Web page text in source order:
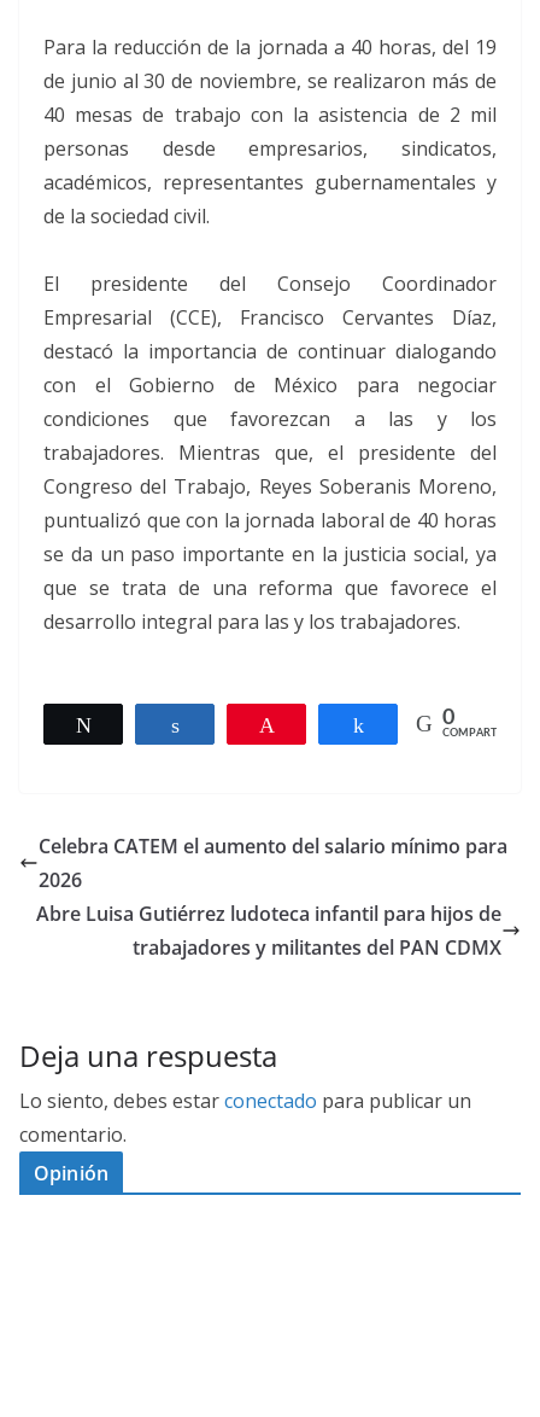
Para la reducción de la jornada a 40 horas, del 19
de junio al 30 de noviembre, se realizaron más de
40 mesas de trabajo con la asistencia de 2 mil
personas desde empresarios, sindicatos,
académicos, representantes gubernamentales y
de la sociedad civil.
El presidente del Consejo Coordinador
Empresarial (CCE), Francisco Cervantes Díaz,
destacó la importancia de continuar dialogando
con el Gobierno de México para negociar
condiciones que favorezcan a las y los
trabajadores. Mientras que, el presidente del
Congreso del Trabajo, Reyes Soberanis Moreno,
puntualizó que con la jornada laboral de 40 horas
se da un paso importante en la justicia social, ya
que se trata de una reforma que favorece el
desarrollo integral para las y los trabajadores.
Compartir Compartir
0
COMPARTIR
Celebra CATEM el aumento del salario mínimo para
2026
Abre Luisa Gutiérrez ludoteca infantil para hijos de
trabajadores y militantes del PAN CDMX
Deja una respuesta
Lo siento, debes estarconectado para publicar un
comentario.
Opinión